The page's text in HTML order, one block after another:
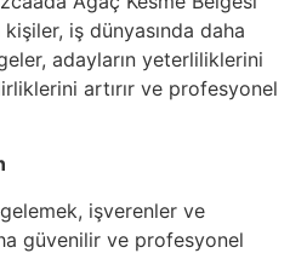
iş dünyasında daha
adayların yeterliliklerini
artırır ve profesyonel
işverenler ve
güvenilir ve profesyonel